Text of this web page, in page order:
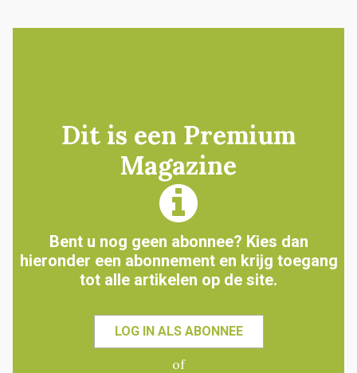
Dit is een Premium
Magazine
Bent u nog geen abonnee? Kies dan
hieronder een abonnement en krijg toegang
tot alle artikelen op de site.
LOG IN ALS ABONNEE
of